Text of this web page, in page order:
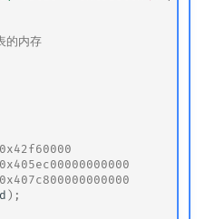
的内存
d );